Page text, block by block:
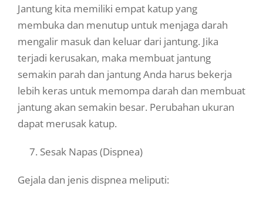
Jantung kita memiliki empat katup yang
membuka dan menutup untuk menjaga darah
mengalir masuk dan keluar dari jantung. Jika
terjadi kerusakan, maka membuat jantung
semakin parah dan jantung Anda harus bekerja
lebih keras untuk memompa darah dan membuat
jantung akan semakin besar. Perubahan ukuran
dapat merusak katup.
7. Sesak Napas (Dispnea)
Gejala dan jenis dispnea meliputi: